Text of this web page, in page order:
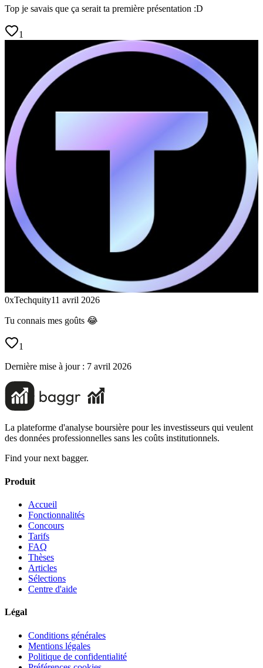
Top je savais que ça serait ta première présentation :D
1
0xTechquity11 avril 2026
Tu connais mes goûts 😂
1
Dernière mise à jour : 7 avril 2026
La plateforme d'analyse boursière pour les investisseurs qui veulent
des données professionnelles sans les coûts institutionnels.
Find your next bagger.
Produit
Accueil
Fonctionnalités
Concours
Tarifs
FAQ
Thèses
Articles
Sélections
Centre d'aide
Légal
Conditions générales
Mentions légales
Politique de confidentialité